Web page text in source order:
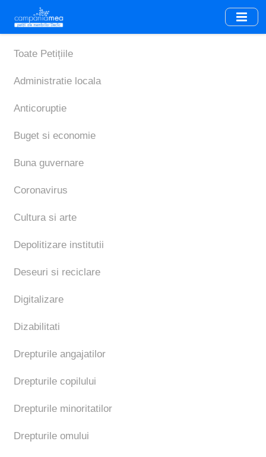
main
content
Toate Petițiile
Administratie locala
Anticoruptie
Buget si economie
Buna guvernare
Coronavirus
Cultura si arte
Depolitizare institutii
Deseuri si reciclare
Digitalizare
Dizabilitati
Drepturile angajatilor
Drepturile copilului
Drepturile minoritatilor
Drepturile omului